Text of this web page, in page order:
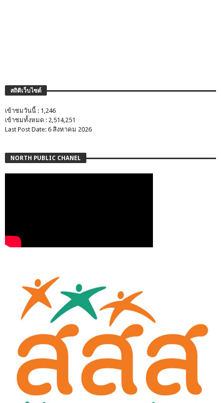
สถิติเว็บไซต์
เข้าชมวันนี้ : 1,246
เข้าชมทั้งหมด : 2,514,251
Last Post Date: 6 สิงหาคม 2026
NORTH PUBLIC CHANEL